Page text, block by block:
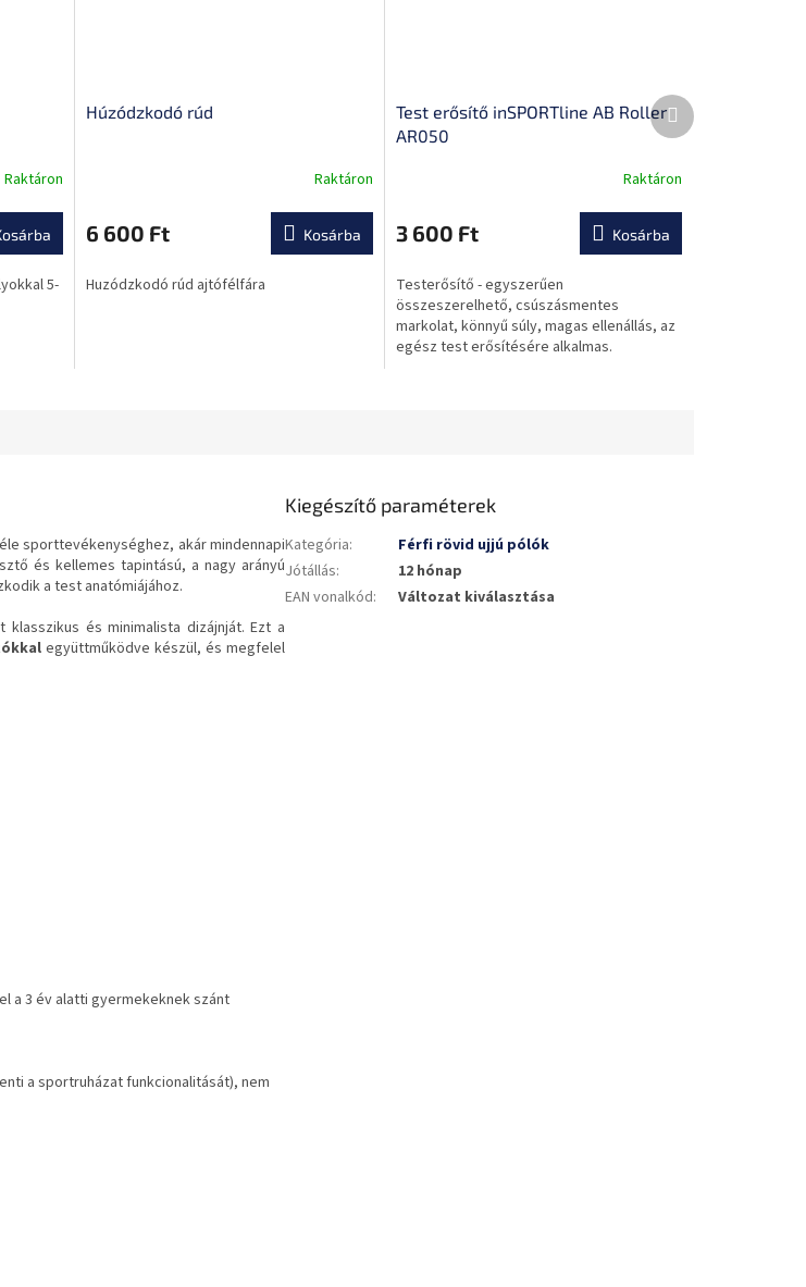
Raktáron
5-
Húzódzkodó rúd
átlagos
értékelése
ből
Raktáron
6 600 Ft Kosárba
Huzódzkodó rúd ajtófélfára
Test erősítő inSPORTline AB Roller
AR050
átlagos
értékelése
ből
0,0
csillag.
Raktáron
3 600 Ft Kosárba
Testerősítő - egyszerűen
összeszerelhető, csúszásmentes
markolat, könnyű súly, magas ellenállás, az
egész test erősítésére alkalmas.
Következő
termék
sporttevékenységhez, akár mindennapi
és kellemes tapintású, a nagy arányú
a test anatómiájához.
és minimalista dizájnját. Ezt a
együttműködve készül, és megfelel
a 3 év alatti gyermekeknek szánt
a sportruházat funkcionalitását), nem
Kiegészítő paraméterek
Kategória:
Férfi rövid ujjú pólók
Jótállás:
12 hónap
EAN vonalkód: Változat kiválasztása